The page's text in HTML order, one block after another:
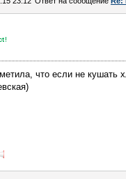
что если не кушать